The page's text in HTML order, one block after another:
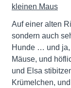
kleinen Maus
Auf einer alten
sondern auch
Hunde … und ja,
Mäuse, und
und Elsa
Krümelchen,